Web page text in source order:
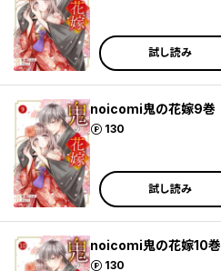
試し読み
noicomi鬼の花嫁9巻
130
ポイント
試し読み
noicomi鬼の花嫁10巻
130
ポイント